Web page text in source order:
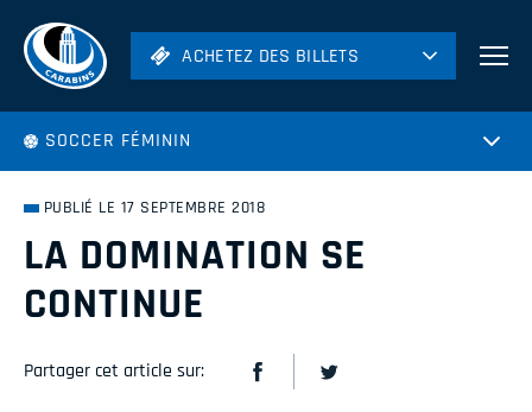
ACHETEZ DES BILLETS
Hockey
ACHETEZ DES BILLETS
SOCCER FÉMININ
PUBLIÉ LE 17 SEPTEMBRE 2018
LA DOMINATION SE
CONTINUE
Partager cet article sur: